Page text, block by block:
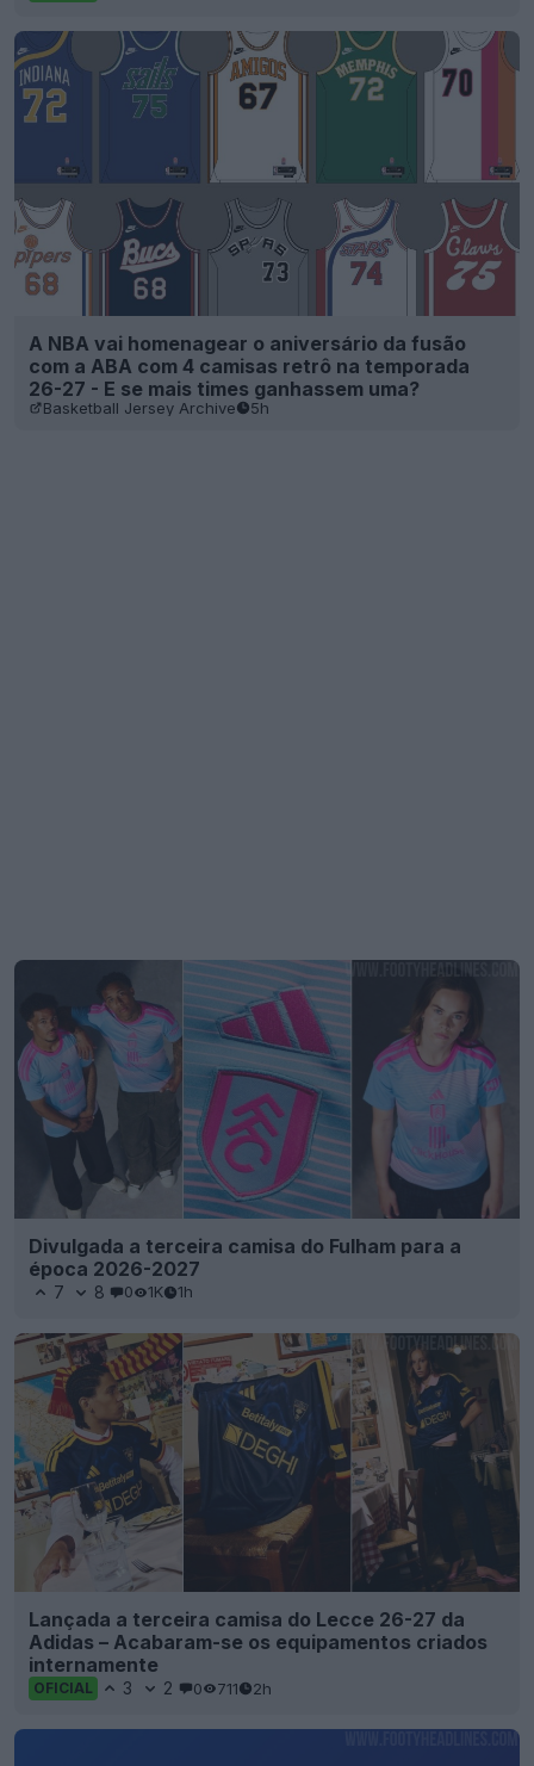
A NBA vai homenagear o aniversário da fusão
com a ABA com 4 camisas retrô na temporada
26-27 - E se mais times ganhassem uma?
Basketball Jersey Archive 5h
Divulgada a terceira camisa do Fulham para a
época 2026-2027
7 8 0 1K 1h
Lançada a terceira camisa do Lecce 26-27 da
Adidas – Acabaram-se os equipamentos criados
internamente
OFICIAL 3 2 0 711 2h